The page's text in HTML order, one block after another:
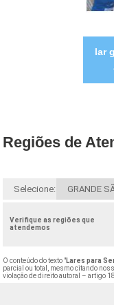
lar
Regiões de
Selecione: GRANDE
Verifique as regiões que
atendemos
O conteúdo do texto "Lares para
parcial ou total, mesmo citando
violação de direito autoral – artigo